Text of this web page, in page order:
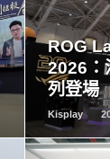
ROG
2026：
列登場
Kisplay